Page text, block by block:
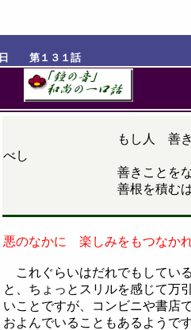
日 第１３１話
もし人 善きことを
べし
善きことをなすに
善根を積むは
悪のなかに 楽しみをもつなか
これぐらいはだれでもしてい
と、ちょっとスリルを感じて万
いことですが、コンビニや書店
およんでいることもあるようで